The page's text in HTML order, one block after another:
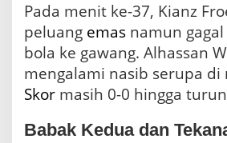
Pada menit ke-37, Kianz
peluang emas namun
bola ke gawang. Alhassan
Skor masih 0-0 hingga
Babak Kedua dan